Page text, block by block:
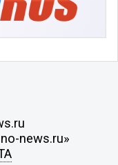
news.ru»